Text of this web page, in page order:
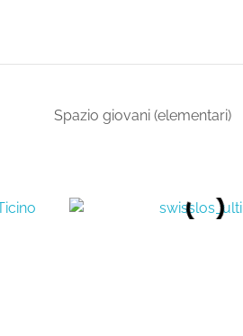
Spazio giovani (elementari)